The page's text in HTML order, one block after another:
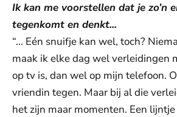
Ik kan me voorstellen dat je zo’n
tegenkomt en denkt...
“... Eén snuifje kan wel, toch?
maak ik elke dag wel verleidingen
op tv is, dan wel op mijn telefoon.
vriendin tegen. Maar bij al die
het zijn maar momenten. Een